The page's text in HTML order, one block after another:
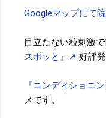
Googleマップにて
目立たない粒刺激
スポッと』➚ 好評
『コンディショニ
メです。